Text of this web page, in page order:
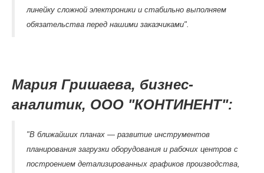
линейку сложной электроники и стабильно выполняем
обязательства перед нашими заказчиками".
Мария Гришаева, бизнес-
аналитик, ООО "КОНТИНЕНТ":
"В ближайших планах — развитие инструментов
планирования загрузки оборудования и рабочих центров с
построением детализированных графиков производства,